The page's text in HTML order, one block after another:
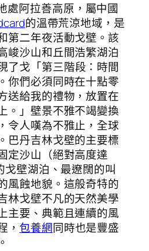
處阿拉善高原，屬中國
的溫帶荒涼地域，是
第二年夜活動戈壁。該
峻沙山和丘間浩繁湖泊
了戈「第三階段：時間
你們必須同時在十點零
送給我的禮物，放置在
。」壁景不雅不竭變換
令人嘆為不雅止，全球
巴丹吉林戈壁的主要標
定沙山（絕對高度達
壁湖泊、最遼闊的叫
風蝕地貌。這般奇特的
林戈壁不凡的天然美學
主要、典範且連續的風
， 包養網同時也是豐盛